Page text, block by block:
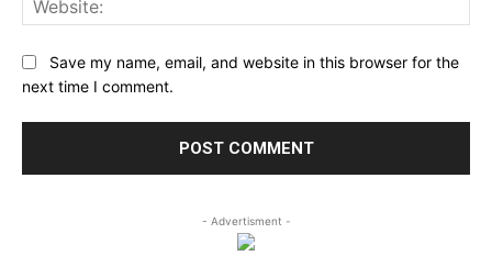
Save my name, email, and website in this browser for the
next time I comment.
- Advertisment -